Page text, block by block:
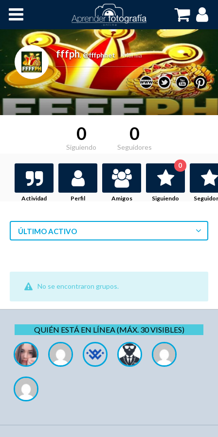
Cursos OnLine
fffph,@fffphnet Manila
0
Siguiendo
0
Seguidores
Actividad Perfil Amigos Siguiendo
0
ÚLTIMO ACTIVO
No se encontraron grupos.
QUIÉN ESTÁ EN LÍNEA (MÁX. 30 VISIBLES)